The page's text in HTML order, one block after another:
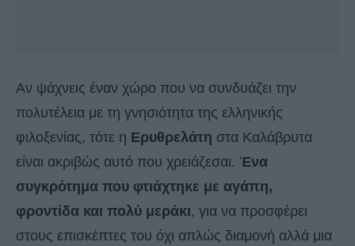
Αν ψάχνεις έναν χώρο που να συνδυάζει την
πολυτέλεια με τη γνησιότητα της ελληνικής
φιλοξενίας, τότε η Ερυθρελάτη στα Καλάβρυτα
είναι ακριβώς αυτό που χρειάζεσαι. Ένα
συγκρότημα που φτιάχτηκε με αγάπη,
φροντίδα και πολύ μεράκι, για να προσφέρει
στους επισκέπτες του όχι απλώς διαμονή αλλά μια